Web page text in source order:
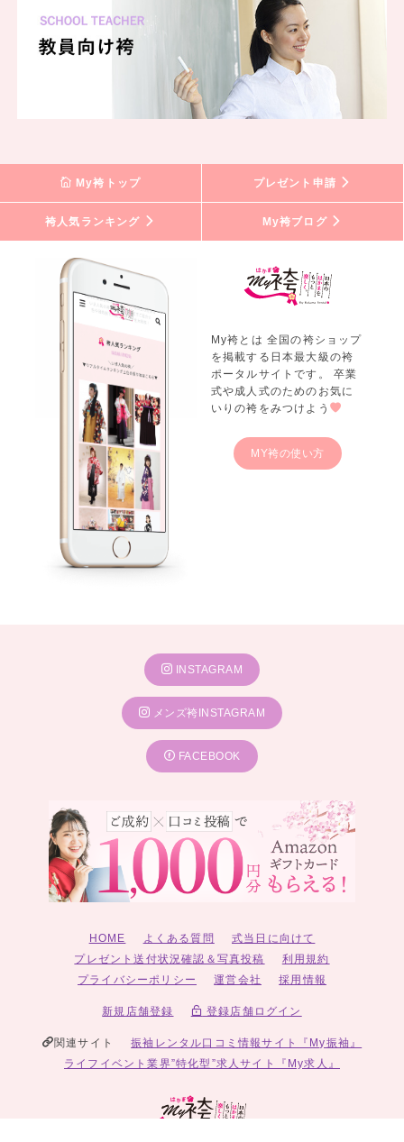
My袴トップ プレゼント申請
袴人気ランキング My袴ブログ
My袴とは 全国の袴ショップ
を掲載する日本最大級の袴
ポータルサイトです。 卒業
式や成人式のためのお気に
いりの袴をみつけよう
MY袴の使い方
INSTAGRAM
メンズ袴INSTAGRAM
FACEBOOK
HOME よくある質問
式当日に向けて
プレゼント送付状況確認＆写真投稿
利用規約
プライバシーポリシー
運営会社 採用情報
新規店舗登録 登録店舗ログイン
関連サイト
振袖レンタル口コミ情報サイト『My振袖』
ライフイベント業界”特化型”求人サイト『My求人』